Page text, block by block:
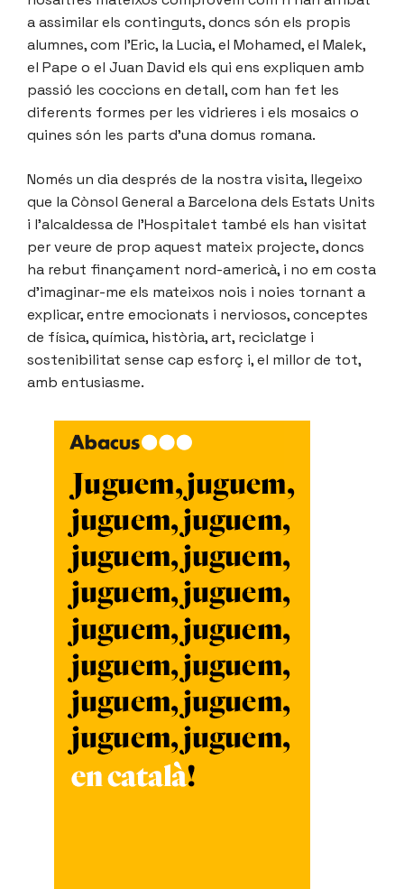
a assimilar els continguts, doncs són els propis
alumnes, com l’Eric, la Lucia, el Mohamed, el Malek,
el Pape o el Juan David els qui ens expliquen amb
passió les coccions en detall, com han fet les
diferents formes per les vidrieres i els mosaics o
quines són les parts d’una domus romana.
Només un dia després de la nostra visita, llegeixo
que la Cònsol General a Barcelona dels Estats Units
i l’alcaldessa de l’Hospitalet també els han visitat
per veure de prop aquest mateix projecte, doncs
ha rebut finançament nord-americà, i no em costa
d’imaginar-me els mateixos nois i noies tornant a
explicar, entre emocionats i nerviosos, conceptes
de física, química, història, art, reciclatge i
sostenibilitat sense cap esforç i, el millor de tot,
amb entusiasme.